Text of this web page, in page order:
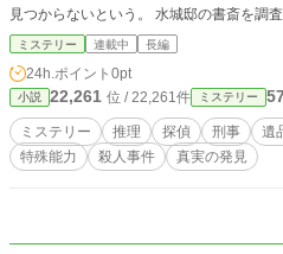
見つからないという。 水城邸の書斎を調
発表の原稿断片を発見する。元刑事の榊
1994年に起きた「青嵐会」という文学サ
水城謙三の関わりが浮かび上がる。
ミステリー 連載中 長編
24h.ポイント 0pt
小説 22,261 位 / 22,261件 ミステリー
ミステリー 推理 探偵 刑事 遺
特殊能力
殺人事件 真実の発見